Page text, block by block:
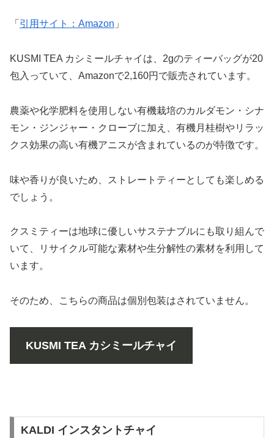
「 引用サイト：Amazon 」
KUSMI TEA カシミールチャイは、2gのティーバッグが20
包入っていて、Amazonで2,160円で販売されています。
農薬や化学肥料を使用しない有機栽培のカルダモン・シナ
モン・ジンジャー・クローブに加え、有機月桂樹やリラッ
クス効果の高い有機アニスが含まれているのが特徴です。
味や香りが良いため、ストレートティーとしても楽しめる
でしょう。
クスミティーは地球に優しいサステナブルにも取り組んで
いて、リサイクル可能な素材や生分解性の素材を利用して
います。
そのため、こちらの商品は個別包装はされていません。
KUSMI TEA カシミールチャイ
KALDI インスタントチャイ